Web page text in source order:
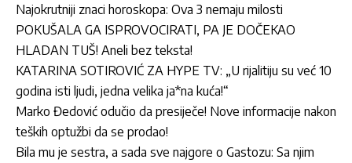
Najokrutniji znaci horoskopa: Ova 3 nemaju milosti
POKUŠALA GA ISPROVOCIRATI, PA JE DOČEKAO
HLADAN TUŠ! Aneli bez teksta!
KATARINA SOTIROVIĆ ZA HYPE TV: „U rijalitiju su već 10
godina isti ljudi, jedna velika ja*na kuća!“
Marko Đedović odučio da presiječe! Nove informacije nakon
teških optužbi da se prodao!
Bila mu je sestra, a sada sve najgore o Gastozu: Sa njim